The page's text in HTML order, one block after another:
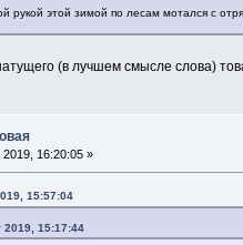
рукой этой зимой по лесам мотался с
(в лучшем смысле слова)
16:20:05 »
15:57:04
15:17:44